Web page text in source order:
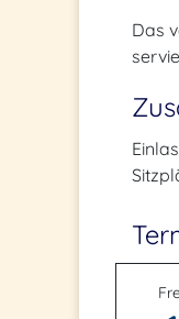
Das